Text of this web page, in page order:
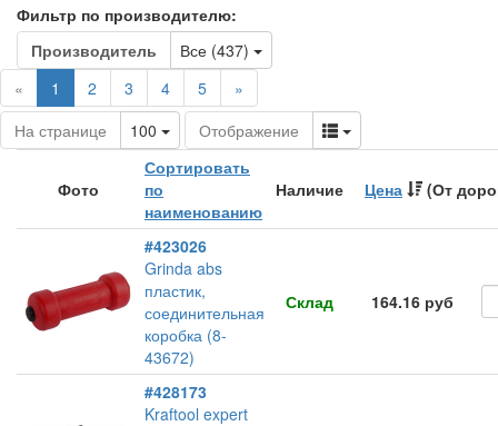
Фильтр по производителю:
Производитель
Все (437) Toggle Dropdown
«
1 (current)
2 3 4 5
»
На странице
100 Toggle Dropdown
Отображение Toggle Dropdown
Фото
Сортировать
по
наименованию
Наличие Цена (От
#423026
Grinda abs
пластик,
соединительная
коробка (8-
43672)
Склад 164.16 руб
#428173
Kraftool expert